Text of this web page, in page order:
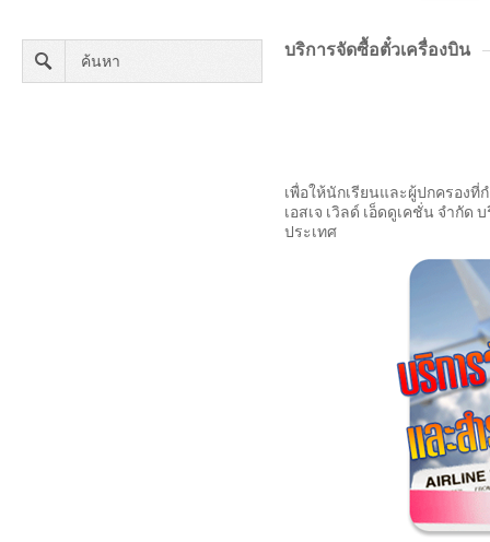
บริการจัดซื้อตั๋วเครื่องบิน
เพื่อให้นักเรียนและผู้ปกครอง
เอสเจ เวิลด์ เอ็ดดูเคชั่น จำกั
ประเทศ